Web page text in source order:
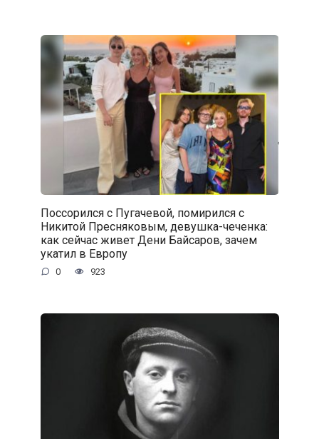
Поссорился с Пугачевой, помирился с
Никитой Пресняковым, девушка-чеченка:
как сейчас живет Дени Байсаров, зачем
укатил в Европу
0 923